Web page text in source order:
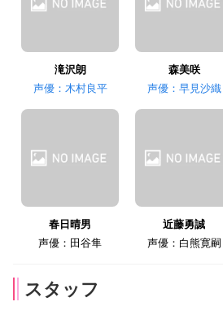
滝沢朗
声優：木村良平
森美咲
声優：早見沙織
春日晴男
声優：田谷隼
近藤勇誠
声優：白熊寛嗣
スタッフ